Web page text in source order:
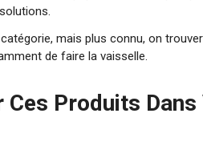
mais plus connu, on
de faire la vaisselle.
Produits